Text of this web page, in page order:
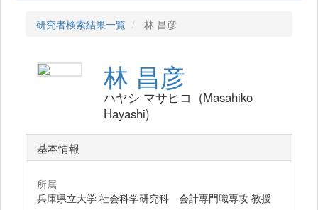
研究者検索結果一覧 林 昌彦
林 昌彦
ハヤシ マサヒコ (Masahiko
Hayashi)
基本情報
所属
兵庫県立大学 社会科学研究科 会計専門職専攻 教授